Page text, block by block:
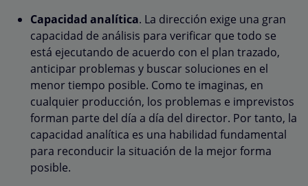
Capacidad analítica. La dirección exige una gran
capacidad de análisis para verificar que todo se
está ejecutando de acuerdo con el plan trazado,
anticipar problemas y buscar soluciones en el
menor tiempo posible. Como te imaginas, en
cualquier producción, los problemas e imprevistos
forman parte del día a día del director. Por tanto, la
capacidad analítica es una habilidad fundamental
para reconducir la situación de la mejor forma
posible.